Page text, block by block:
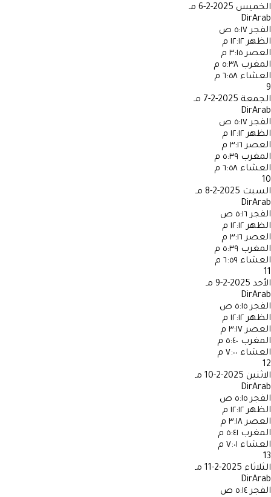
الخميس 2025-2-6 مـ
DirArab
الفجر ٥:١٧ ص
الظهر ١٢:١٢ م
العصر ٣:١٥ م
المغرب ٥:٣٨ م
العشاء ٦:٥٨ م
9
الجمعة 2025-2-7 مـ
DirArab
الفجر ٥:١٧ ص
الظهر ١٢:١٢ م
العصر ٣:١٦ م
المغرب ٥:٣٩ م
العشاء ٦:٥٨ م
10
السبت 2025-2-8 مـ
DirArab
الفجر ٥:١٦ ص
الظهر ١٢:١٢ م
العصر ٣:١٦ م
المغرب ٥:٣٩ م
العشاء ٦:٥٩ م
11
الأحد 2025-2-9 مـ
DirArab
الفجر ٥:١٥ ص
الظهر ١٢:١٢ م
العصر ٣:١٧ م
المغرب ٥:٤٠ م
العشاء ٧:٠٠ م
12
الاثنين 2025-2-10 مـ
DirArab
الفجر ٥:١٥ ص
الظهر ١٢:١٢ م
العصر ٣:١٨ م
المغرب ٥:٤١ م
العشاء ٧:٠١ م
13
الثلاثاء 2025-2-11 مـ
DirArab
الفجر ٥:١٤ ص